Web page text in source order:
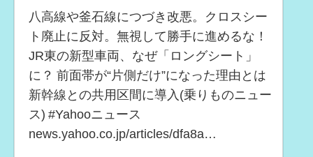
八高線や釜石線につづき改悪。クロスシー
ト廃止に反対。無視して勝手に進めるな！
JR東の新型車両、なぜ「ロングシート」
に？ 前面帯が“片側だけ”になった理由とは
新幹線との共用区間に導入(乗りものニュー
ス) #Yahooニュース
news.yahoo.co.jp/articles/dfa8a…